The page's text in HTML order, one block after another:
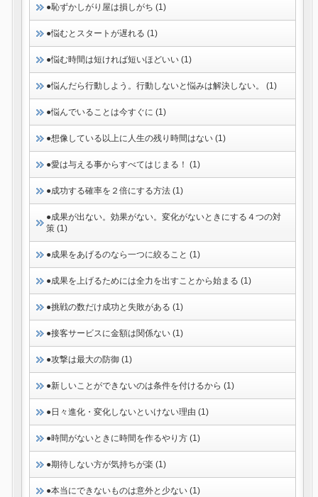
●恥ずかしがり屋は損しがち (1)
●悩むとスタートが遅れる (1)
●悩む時間は短ければ短いほどいい (1)
●悩んだら行動しよう。行動しないと悩みは解決しない。 (1)
●悩んでいることは今すぐに (1)
●想像している以上に人生の残り時間はない (1)
●愛は与える事からすべてはじまる！ (1)
●成功する確率を２倍にする方法 (1)
●成果が出ない。効果がない。変化がないときにする４つの対
策 (1)
●成果をあげるのなら一つに絞ること (1)
●成果を上げるためには全力を出すことから始まる (1)
●挑戦の数だけ成功と失敗がある (1)
●接客サービスに金額は関係ない (1)
●攻撃は最大の防御 (1)
●新しいことができないのは条件を付けるから (1)
●日々進化・変化しないといけない理由 (1)
●時間がないときに時間を作るやり方 (1)
●期待しない方が気持ちが楽 (1)
●本当にできないものは意外と少ない (1)